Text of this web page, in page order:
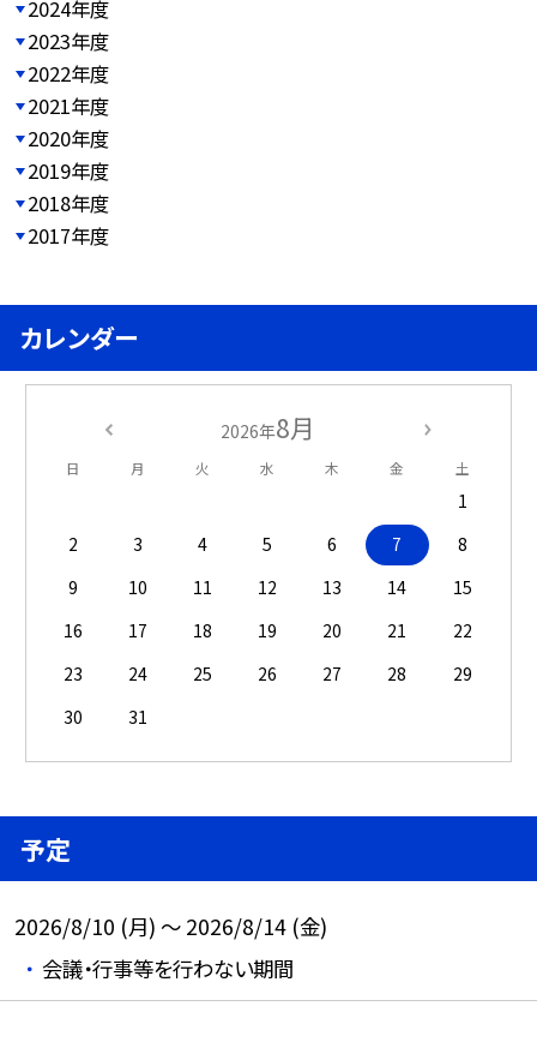
2024年度
2023年度
2022年度
2021年度
2020年度
2019年度
2018年度
2017年度
カレンダー
2026年8月
日 月 火 水 木 金 土
1
2
3 4 5 6 7
8
9
10 11 12 13 14
15
16
17 18 19 20 21
22
23
24 25 26 27 28
29
30
31
予定
2026/8/10 (月) ～ 2026/8/14 (金)
会議・行事等を行わない期間